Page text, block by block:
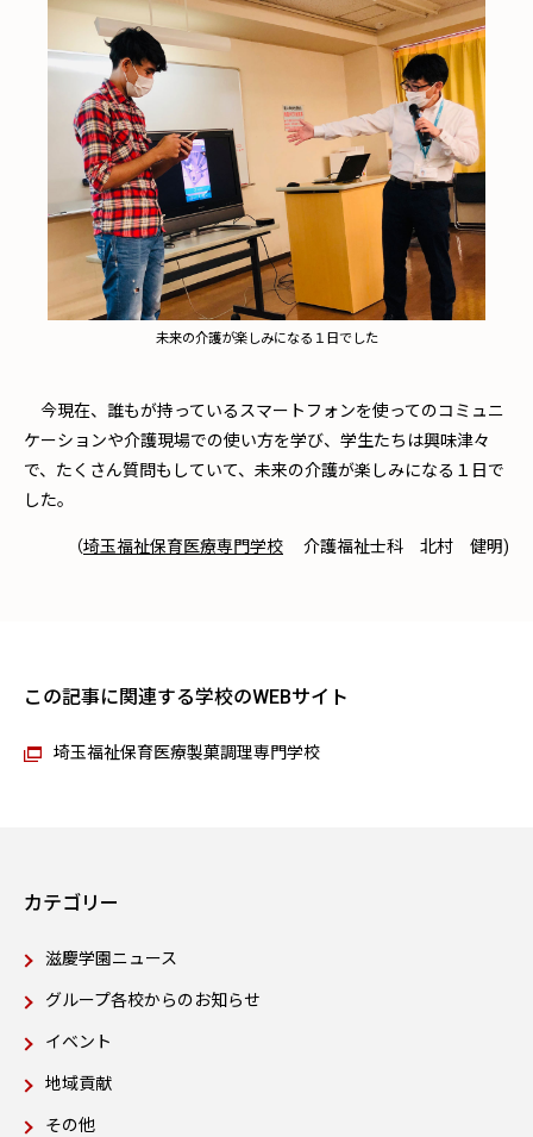
未来の介護が楽しみになる１日でした
今現在、誰もが持っているスマートフォンを使ってのコミュニ
ケーションや介護現場での使い方を学び、学生たちは興味津々
で、たくさん質問もしていて、未来の介護が楽しみになる１日で
した。
（埼玉福祉保育医療専門学校 介護福祉士科 北村 健明)
この記事に関連する学校のWEBサイト
埼玉福祉保育医療製菓調理専門学校
カテゴリー
滋慶学園ニュース
グループ各校からのお知らせ
イベント
地域貢献
その他